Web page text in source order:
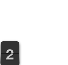
2
3
3